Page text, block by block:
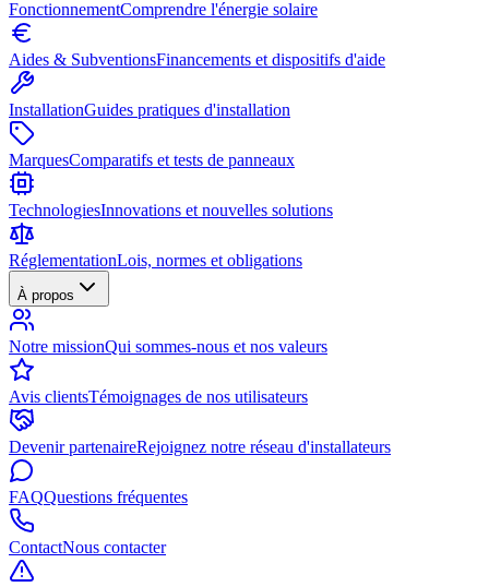
FonctionnementComprendre l'énergie solaire
Aides & SubventionsFinancements et dispositifs d'aide
InstallationGuides pratiques d'installation
MarquesComparatifs et tests de panneaux
TechnologiesInnovations et nouvelles solutions
RéglementationLois, normes et obligations
À propos
Notre missionQui sommes-nous et nos valeurs
Avis clientsTémoignages de nos utilisateurs
Devenir partenaireRejoignez notre réseau d'installateurs
FAQQuestions fréquentes
ContactNous contacter